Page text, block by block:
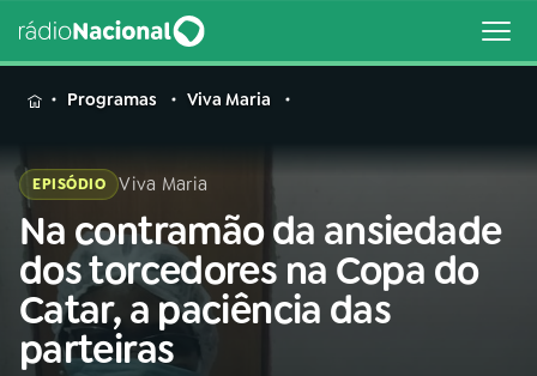
MENU
Buscar
na
Rádio
Nacional
Buscar
Programas Viva Maria
EPISÓDIO Viva Maria
Na contramão da ansiedade
dos torcedores na Copa do
Catar, a paciência das
parteiras